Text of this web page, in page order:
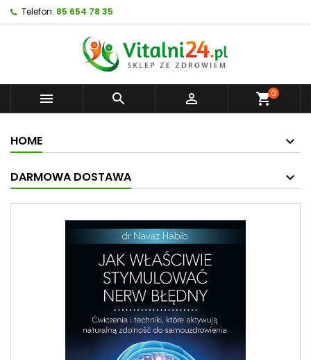
Telefon: 85 654 78 35
   shopping_cart0
HOME
DARMOWA DOSTAWA